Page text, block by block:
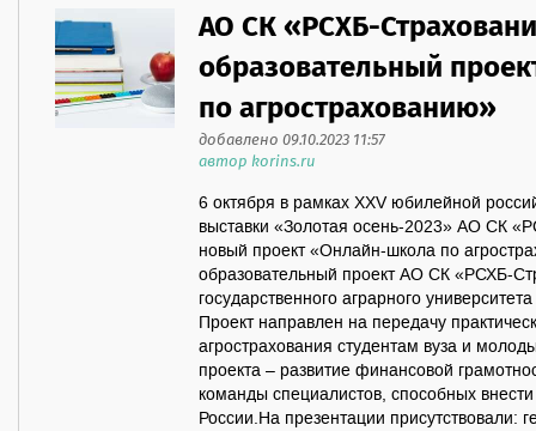
АО СК «РСХБ-
образовательный
по агрострахованию»
добавлено 09.10.2023 11:57
автор korins.ru
6 октября в рамках XXV юбилейной
выставки «Золотая осень-2023» АО СК
новый проект «Онлайн-школа по
образовательный проект АО СК «РСХБ-
государственного аграрного
Проект направлен на передачу
агрострахования студентам вуза и
проекта – развитие финансовой
команды специалистов, способных
России.На презентации присутствовали: